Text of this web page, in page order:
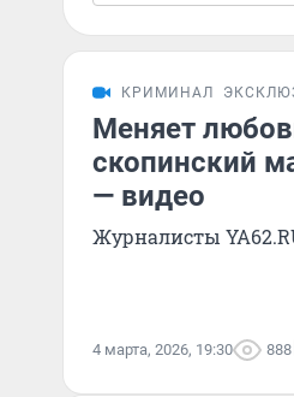
КРИМИНАЛ
Меняет
скопинский
— видео
Журналисты
4 марта, 2026, 19:30 888